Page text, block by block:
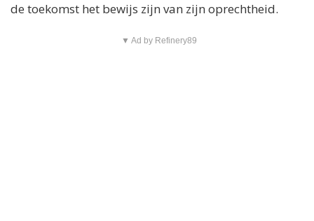
de toekomst het bewijs zijn van zijn oprechtheid.
▼ Ad by Refinery89